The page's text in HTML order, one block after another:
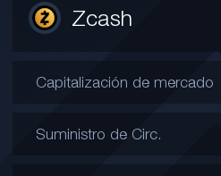
Zcash
Capitalización de mercado
Suministro de Circ.